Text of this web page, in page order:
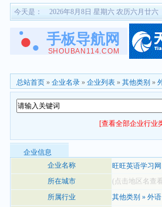
今天是： 2026年8月8日 星期六 农历六月廿六
总站首页 » 企业名录 » 企业列表 » 其他类别 »
[查看全部企业行业
企业信息
企业名称
旺旺英语学习网
所在城市
(点击地区名查
所属行业
其他类别 » 外语